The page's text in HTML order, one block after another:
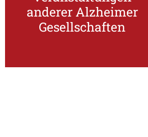
anderer Alzheimer
Gesellschaften
Informationen über
Veranstaltungen anderer